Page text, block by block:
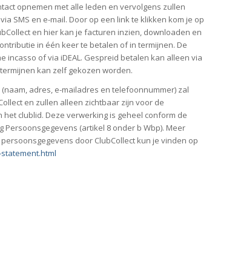
opnemen met alle leden en vervolgens zullen
SMS en e-mail. Door op een link te klikken kom je op
en hier kan je facturen inzien, downloaden en
in één keer te betalen of in termijnen. De
incasso of via iDEAL. Gespreid betalen kan alleen via
kan zelf gekozen worden.
adres, e-mailadres en telefoonnummer) zal
en zullen alleen zichtbaar zijn voor de
clublid. Deze verwerking is geheel conform de
(artikel 8 onder b Wbp). Meer
door ClubCollect kun je vinden op